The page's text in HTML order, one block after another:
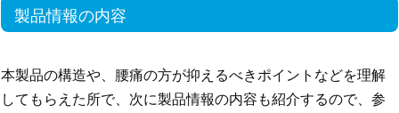
製品情報の内容
本製品の構造や、腰痛の方が抑えるべきポイントなどを理解
してもらえた所で、次に製品情報の内容も紹介するので、参